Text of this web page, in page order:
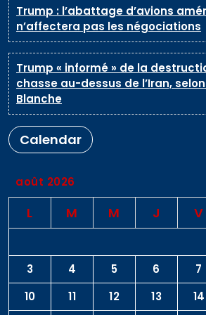
Trump : l’abattage d’avions
n’affectera pas les négociations
Trump « informé » de la
chasse au-dessus de l’Iran,
Blanche
Calendar
août 2026
L M M J V
3
4 5 6 7
10
11 12 13 14